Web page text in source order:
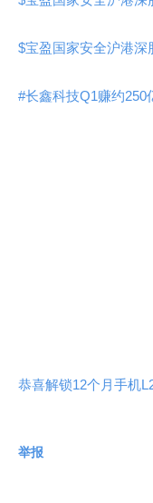
$宝盈国家安全沪港深
#长鑫科技Q1赚约250
恭喜解锁12个月手机
举报